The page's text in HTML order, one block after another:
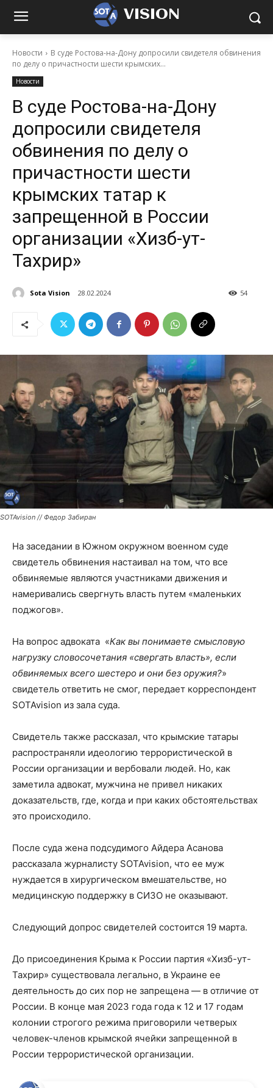
VISION
Новости
В суде Ростова-на-Дону допросили свидетеля обвинения
по делу о причастности шести крымских...
Новости
В суде Ростова-на-Дону
допросили свидетеля
обвинения по делу о
причастности шести
крымских татар к
запрещенной в России
организации «Хизб-ут-
Тахрир»
Sota Vision 28.02.2024 54
SOTAvision // Федор Забиран
На заседании в Южном окружном военном суде
свидетель обвинения настаивал на том, что все
обвиняемые являются участниками движения и
намеривались свергнуть власть путем «маленьких
поджогов».
На вопрос адвоката «Как вы понимаете смысловую
нагрузку словосочетания «свергать власть», если
обвиняемых всего шестеро и они без оружия?»
свидетель ответить не смог, передает корреспондент
SOTAvision из зала суда.
Свидетель также рассказал, что крымские татары
распространяли идеологию террористической в
России организации и вербовали людей. Но, как
заметила адвокат, мужчина не привел никаких
доказательств, где, когда и при каких обстоятельствах
это происходило.
После суда жена подсудимого Айдера Асанова
рассказала журналисту SOTAvision, что ее муж
нуждается в хирургическом вмешательстве, но
медицинскую поддержку в СИЗО не оказывают.
Следующий допрос свидетелей состоится 19 марта.
До присоединения Крыма к России партия «Хизб-ут-
Тахрир» существовала легально, в Украине ее
деятельность до сих пор не запрещена — в отличие от
России. В конце мая 2023 года года к 12 и 17 годам
колонии строгого режима приговорили четверых
человек-членов крымской ячейки запрещенной в
России террористической организации.